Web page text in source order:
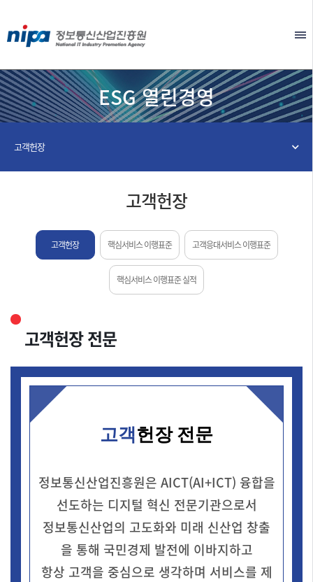
ESG 열린경영
고객헌장
고객헌장
고객헌장 핵심서비스 이행표준 고객응대서비스 이행표준
핵심서비스 이행표준 실적
고객헌장 전문
고객헌장 전문
정보통신산업진흥원은 AICT(AI+ICT) 융합을
선도하는 디지털 혁신 전문기관으로서
정보통신산업의 고도화와 미래 신산업 창출
을 통해 국민경제 발전에 이바지하고
항상 고객을 중심으로 생각하며 서비스를 제